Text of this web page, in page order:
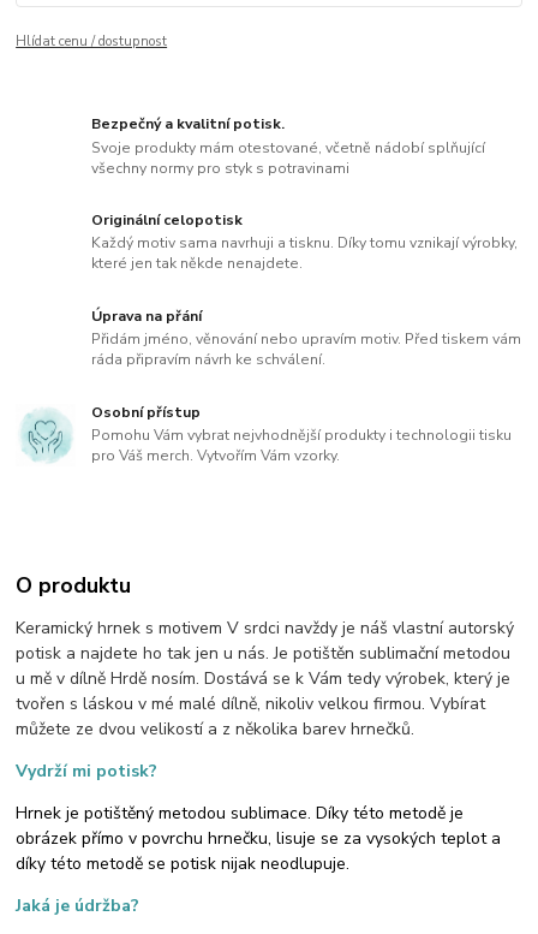
Hlídat cenu / dostupnost
Bezpečný a kvalitní potisk.
Svoje produkty mám otestované, včetně nádobí splňující
všechny normy pro styk s potravinami
Originální celopotisk
Každý motiv sama navrhuji a tisknu. Díky tomu vznikají výrobky,
které jen tak někde nenajdete.
Úprava na přání
Přidám jméno, věnování nebo upravím motiv. Před tiskem vám
ráda připravím návrh ke schválení.
Osobní přístup
Pomohu Vám vybrat nejvhodnější produkty i technologii tisku
pro Váš merch. Vytvořím Vám vzorky.
O produktu
Keramický hrnek s motivem V srdci navždy je náš vlastní autorský
potisk a najdete ho tak jen u nás. Je potištěn sublimační metodou
u mě v dílně Hrdě nosím. Dostává se k Vám tedy výrobek, který je
tvořen s láskou v mé malé dílně, nikoliv velkou firmou. Vybírat
můžete ze dvou velikostí a z několika barev hrnečků.
Vydrží mi potisk?
Hrnek je potištěný metodou sublimace. Díky této metodě je
obrázek přímo v povrchu hrnečku, lisuje se za vysokých teplot a
díky této metodě se potisk nijak neodlupuje.
Jaká je údržba?